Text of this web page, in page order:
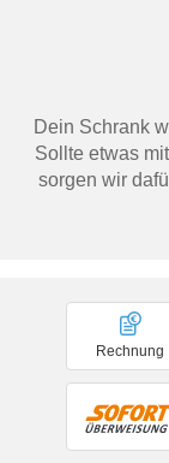
Dein Schrank
Sollte etwas
sorgen wir
Rechnung